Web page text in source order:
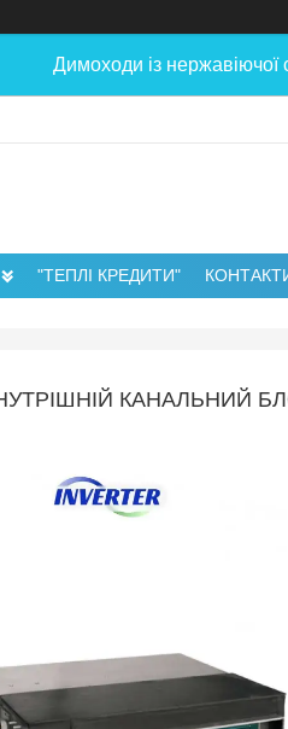
Димоходи із нержавіючої
"ТЕПЛІ КРЕДИТИ"
КАНАЛЬНИЙ